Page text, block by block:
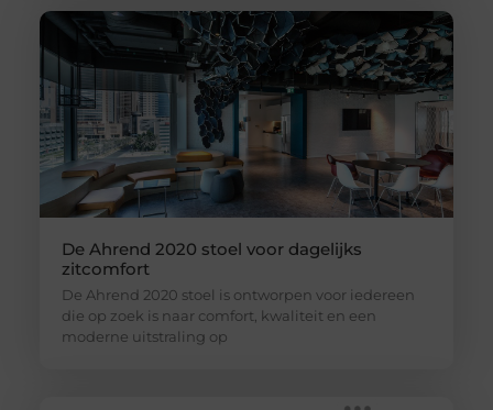
De Ahrend 2020 stoel voor dagelijks
zitcomfort
De Ahrend 2020 stoel is ontworpen voor iedereen
die op zoek is naar comfort, kwaliteit en een
moderne uitstraling op